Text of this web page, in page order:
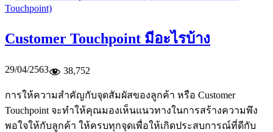
Customer Touchpoint มีอะไรบ้าง
29/04/2563 38,752
การให้ความสำคัญกับจุดสัมผัสของลูกค้า หรือ Customer
Touchpoint จะทำให้คุณมองเห็นแนวทางในการสร้างความพึง
พอใจให้กับลูกค้า ให้ครบทุกจุดเพื่อให้เกิดประสบการณ์ที่ดีกับ